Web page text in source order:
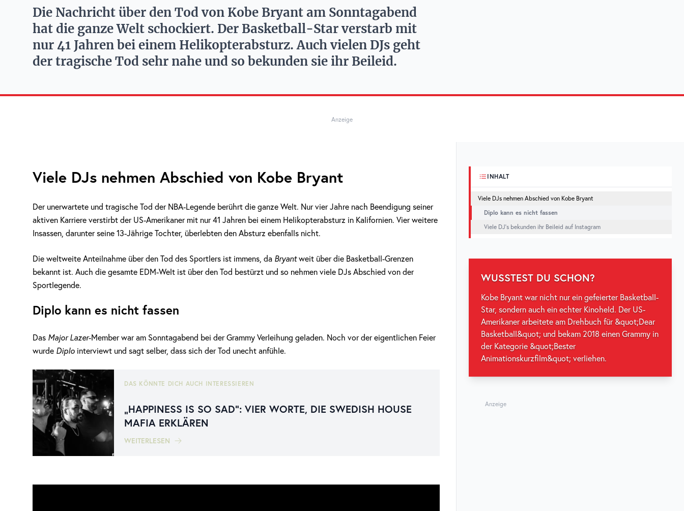
Die Nachricht über den Tod von Kobe Bryant am Sonntagabend
hat die ganze Welt schockiert. Der Basketball-Star verstarb mit
nur 41 Jahren bei einem Helikopterabsturz. Auch vielen DJs geht
der tragische Tod sehr nahe und so bekunden sie ihr Beileid.
Anzeige
Viele DJs nehmen Abschied von Kobe Bryant
Der unerwartete und tragische Tod der NBA-Legende berührt die ganze Welt. Nur vier Jahre nach Beendigung seiner
aktiven Karriere verstirbt der US-Amerikaner mit nur 41 Jahren bei einem Helikopterabsturz in Kalifornien. Vier weitere
Insassen, darunter seine 13-Jährige Tochter, überlebten den Absturz ebenfalls nicht.
Die weltweite Anteilnahme über den Tod des Sportlers ist immens, da Bryantweit über die Basketball-Grenzen
bekannt ist. Auch die gesamte EDM-Welt ist über den Tod bestürzt und so nehmen viele DJs Abschied von der
Sportlegende.
Diplo kann es nicht fassen
Das Major Lazer-Member war am Sonntagabend bei der Grammy Verleihung geladen. Noch vor der eigentlichen Feier
wurde Diplo interviewt und sagt selber, dass sich der Tod unecht anfühle.
DAS KÖNNTE DICH AUCH INTERESSIEREN
„HAPPINESS IS SO SAD“: VIER WORTE, DIE SWEDISH HOUSE
MAFIA ERKLÄREN
WEITERLESEN
INHALT
Viele DJs nehmen Abschied von Kobe Bryant
Diplo kann es nicht fassen
Viele DJ’s bekunden ihr Beileid auf Instagram
WUSSTEST DU SCHON?
Kobe Bryant war nicht nur ein gefeierter Basketball-
Star, sondern auch ein echter Kinoheld. Der US-
Amerikaner arbeitete am Drehbuch für &quot;Dear
Basketball&quot; und bekam 2018 einen Grammy in
der Kategorie &quot;Bester
Animationskurzfilm&quot; verliehen.
Anzeige